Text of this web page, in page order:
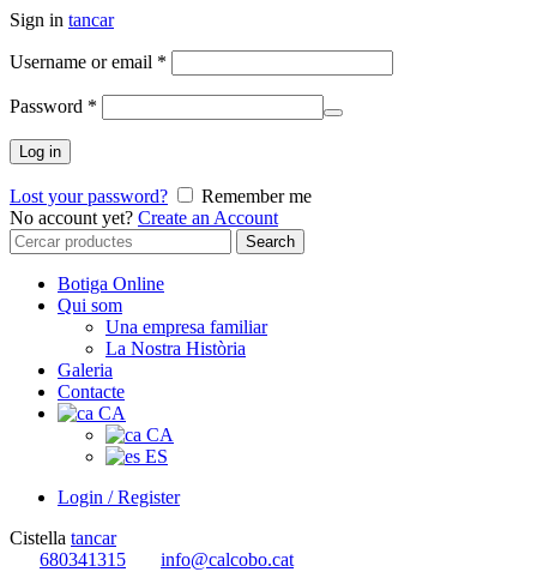
Sign in tancar
Username or email *
Password *
Log in
Lost your password?
Remember me
No account yet? Create an Account
Search
for:
Search
Botiga Online
Qui som
Una empresa familiar
La Nostra Història
Galeria
Contacte
CA
CA
ES
Login / Register
Cistella tancar
680341315
info@calcobo.cat